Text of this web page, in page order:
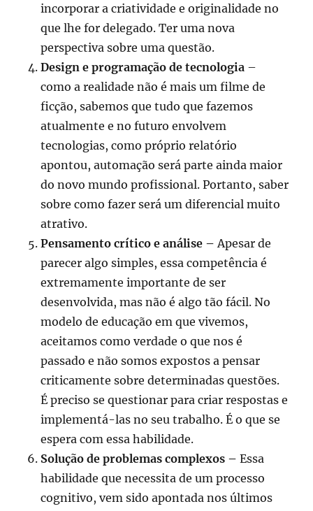
incorporar a criatividade e originalidade no
que lhe for delegado. Ter uma nova
perspectiva sobre uma questão.
Design e programação de tecnologia –
como a realidade não é mais um filme de
ficção, sabemos que tudo que fazemos
atualmente e no futuro envolvem
tecnologias, como próprio relatório
apontou, automação será parte ainda maior
do novo mundo profissional. Portanto, saber
sobre como fazer será um diferencial muito
atrativo.
Pensamento crítico e análise – Apesar de
parecer algo simples, essa competência é
extremamente importante de ser
desenvolvida, mas não é algo tão fácil. No
modelo de educação em que vivemos,
aceitamos como verdade o que nos é
passado e não somos expostos a pensar
criticamente sobre determinadas questões.
É preciso se questionar para criar respostas e
implementá-las no seu trabalho. É o que se
espera com essa habilidade.
Solução de problemas complexos –Essa
habilidade que necessita de um processo
cognitivo, vem sido apontada nos últimos